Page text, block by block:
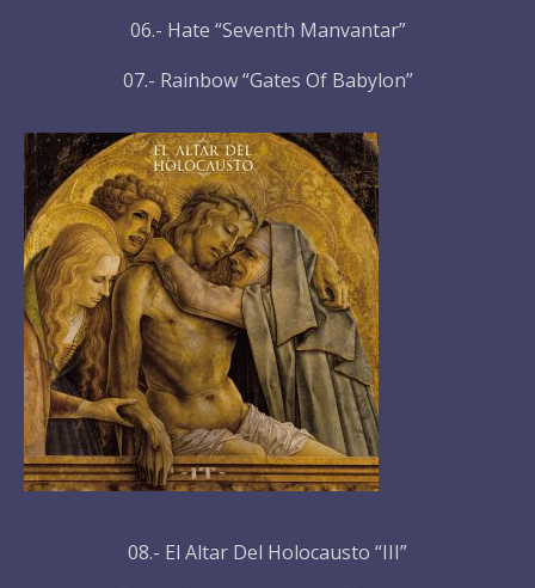
06.- Hate “Seventh Manvantar”
07.- Rainbow “Gates Of Babylon”
08.- El Altar Del Holocausto “III”